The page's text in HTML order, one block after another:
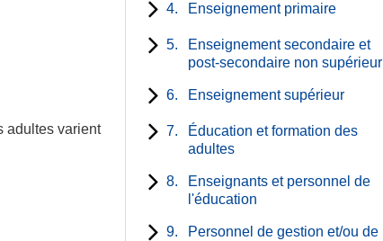
adultes varient
4. Enseignement primaire
5.
Enseignement secondaire et
post-secondaire non supérieur
6. Enseignement supérieur
7.
Éducation et formation des
adultes
8.
Enseignants et personnel de
l'éducation
9.
Personnel de gestion et/ou de